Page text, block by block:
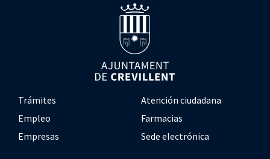
Trámites
Atención ciudadana
Empleo
Farmacias
Empresas
Sede electrónica